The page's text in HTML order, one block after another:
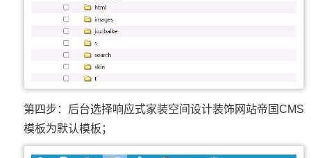
第四步：后台选择响应式家装空间设计装饰网站帝国CMS
模板为默认模板；